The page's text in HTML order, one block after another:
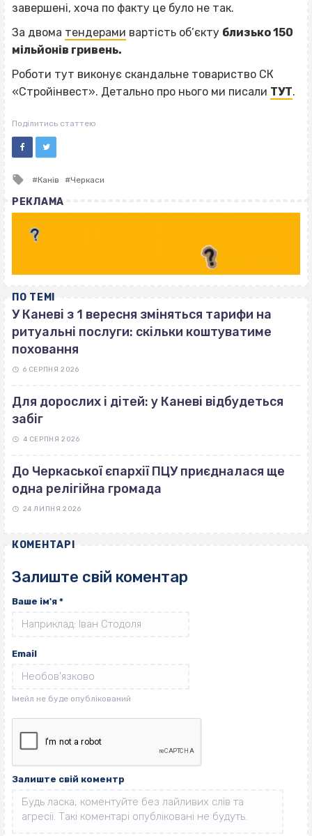
завершені, хоча по факту це було не так.
За двома тендерами вартість об’єкту близько 150
мільйонів гривень.
Роботи тут виконує скандальне товариство СК
«Стройінвест». Детально про нього ми писали ТУТ.
Поділитись статтею
Tagged
Канів Черкаси
РЕКЛАМА
ПО ТЕМІ
У Каневі з 1 вересня зміняться тарифи на
ритуальні послуги: скільки коштуватиме
поховання
6 СЕРПНЯ 2026
Для дорослих і дітей: у Каневі відбудеться
забіг
4 СЕРПНЯ 2026
До Черкаської єпархії ПЦУ приєдналася ще
одна релігійна громада
24 ЛИПНЯ 2026
КОМЕНТАРІ
Залиште свій коментар
Ваше ім'я *
Email
Залиште свій коментр